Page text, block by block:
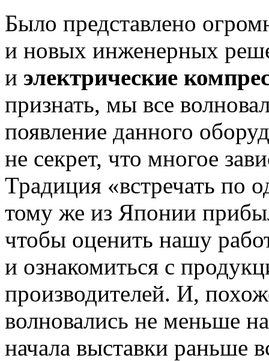
Было представлено
и новых инженерных
и электрические
признать, мы все
появление данного
не секрет, что многое
Традиция «встречать по
тому же из Японии
чтобы оценить нашу
и ознакомиться с
производителей. И,
волновались не меньше
начала выставки раньше